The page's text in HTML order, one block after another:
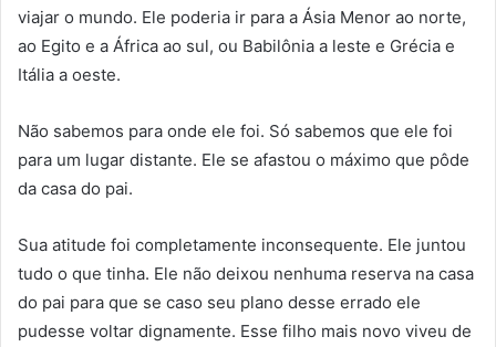
viajar o mundo. Ele poderia ir para a Ásia Menor ao norte,
ao Egito e a África ao sul, ou Babilônia a leste e Grécia e
Itália a oeste.
Não sabemos para onde ele foi. Só sabemos que ele foi
para um lugar distante. Ele se afastou o máximo que pôde
da casa do pai.
Sua atitude foi completamente inconsequente. Ele juntou
tudo o que tinha. Ele não deixou nenhuma reserva na casa
do pai para que se caso seu plano desse errado ele
pudesse voltar dignamente. Esse filho mais novo viveu de